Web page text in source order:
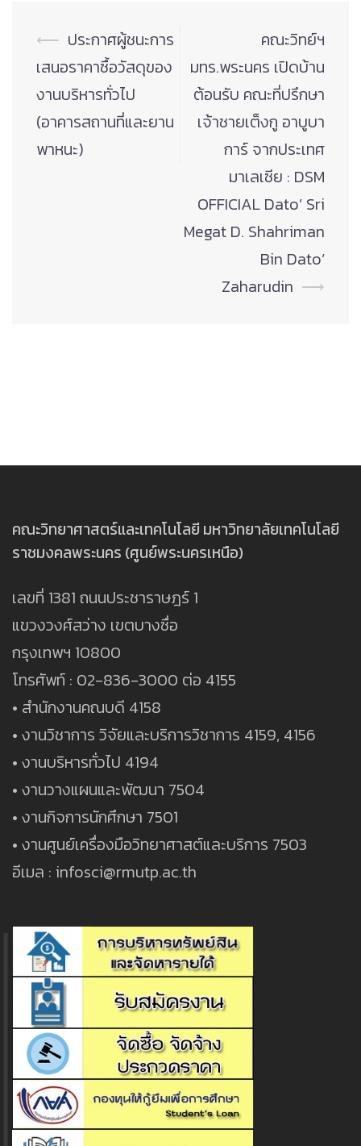
Post
navigation
⟵ ประกาศผู้ชนะการ
เสนอราคาซื้อวัสดุของ
งานบริหารทั่วไป
(อาคารสถานที่และยาน
พาหนะ)
คณะวิทย์ฯ
มทร.พระนคร เปิดบ้าน
ต้อนรับ คณะที่ปรึกษา
เจ้าชายเต็งกู อาบูบา
การ์ จากประเทศ
มาเลเซีย : DSM
OFFICIAL Dato’ Sri
Megat D. Shahriman
Bin Dato’
Zaharudin ⟶
คณะวิทยาศาสตร์และเทคโนโลยี มหาวิทยาลัยเทคโนโลยี
ราชมงคลพระนคร (ศูนย์พระนครเหนือ)
เลขที่ 1381 ถนนประชาราษฎร์ 1
แขวงวงศ์สว่าง เขตบางซื่อ
กรุงเทพฯ 10800
โทรศัพท์ : 02-836-3000 ต่อ 4155
• สำนักงานคณบดี 4158
• งานวิชาการ วิจัยและบริการวิชาการ 4159, 4156
• งานบริหารทั่วไป 4194
• งานวางแผนและพัฒนา 7504
• งานกิจการนักศึกษา 7501
• งานศูนย์เครื่องมือวิทยาศาสต์และบริการ 7503
อีเมล : infosci@rmutp.ac.th